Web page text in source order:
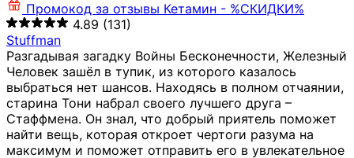
Промокод за отзывы Кетамин - %СКИДКИ%
4.89 (131)
Stuffman
Разгадывая загадку Войны Бесконечности, Железный
Человек зашёл в тупик, из которого казалось
выбраться нет шансов. Находясь в полном отчаянии,
старина Тони набрал своего лучшего друга –
Стаффмена. Он знал, что добрый приятель поможет
найти вещь, которая откроет чертоги разума на
максимум и поможет отправить его в увлекательное